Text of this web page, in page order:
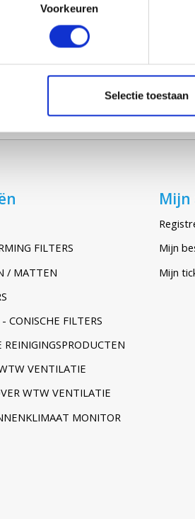
Voorkeuren
Selectie toestaan
FILTERS
/ MATTEN
CONISCHE FILTERS
REINIGINGSPRODUCTEN
VENTILATIE
WTW VENTILATIE
MONITOR
Mijn
Mijn
Mijn